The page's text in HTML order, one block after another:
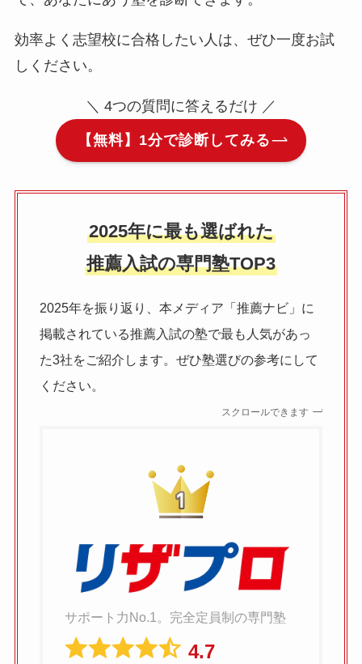
効率よく志望校に合格したい人は、ぜひ一度お試
しください。
＼ 4つの質問に答えるだけ ／
【無料】1分で診断してみる
2025年に最も選ばれた
推薦入試の専門塾TOP3
2025年を振り返り、本メディア「推薦ナビ」に
掲載されている推薦入試の塾で最も人気があっ
た3社をご紹介します。ぜひ塾選びの参考にして
ください。
スクロールできます
サポート力No.1。完全定員制の専門塾
4.7